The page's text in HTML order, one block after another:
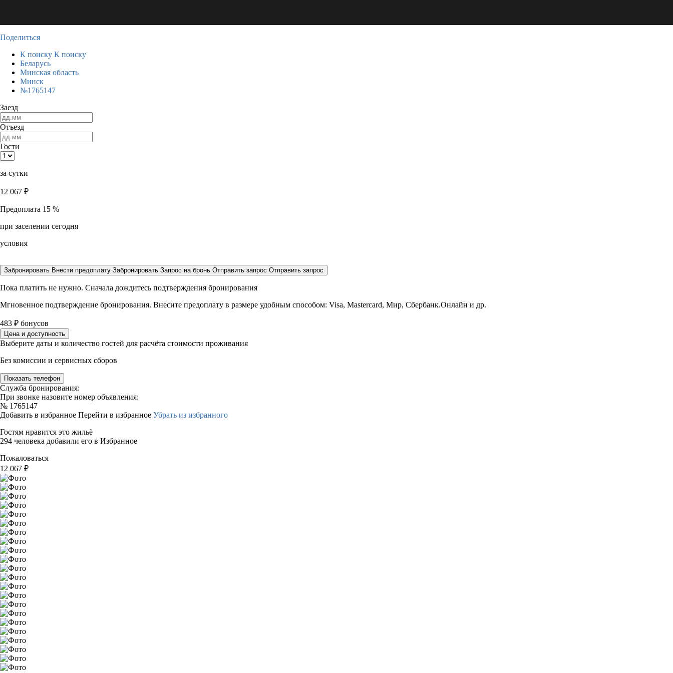
Поделиться
К поиску К поиску
Беларусь
Минская область
Минск
№1765147
Заезд
Отъезд
Гости
за сутки
12 067 ₽
Предоплата 15 %
при заселении сегодня
условия
Забронировать Внести предоплату Забронировать Запрос на бронь Отправить запрос Отправить запрос
Пока платить не нужно. Сначала дождитесь подтверждения бронирования
Мгновенное подтверждение бронирования. Внесите предоплату в размере удобным способом: Visa, Mastercard, Мир, Сбербанк.Онлайн и др.
483 ₽ бонусов
Цена и доступность
Выберите даты и количество гостей для расчёта стоимости проживания
Без комиссии и сервисных сборов
Показать телефон
Служба бронирования:
При звонке назовите номер объявления:
№ 1765147
Добавить в избранное Перейти в избранное Убрать из избранного
Гостям нравится это жильё
294 человека добавили его в Избранное
Пожаловаться
12 067 ₽